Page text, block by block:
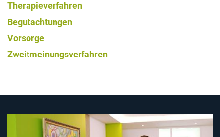
Therapieverfahren
Begutachtungen
Vorsorge
Zweitmeinungsverfahren